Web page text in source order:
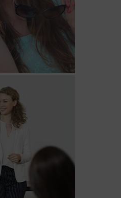
куки для исполнения
(уполномоченным
определять
сайта. Компании,
веб-аналитики,
«Яндекс». Адрес: г.
д. 16, 119021.
Яндекс.
веб-аналитики,
Google, Inc.
Data Protection Office,
Mountain View, CA
конфиденциальности